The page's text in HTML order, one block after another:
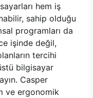
hem iş
sahip olduğu
programları da
işinde değil,
tercihi
bilgisayar
Casper
ve ergonomik